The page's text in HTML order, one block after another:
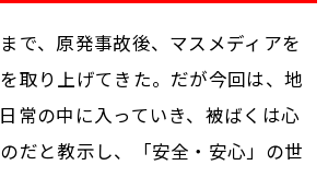
で、原発事故後、マスメディアを
取り上げてきた。だが今回は、地
常の中に入っていき、被ばくは心
だと教示し、「安全・安心」の世